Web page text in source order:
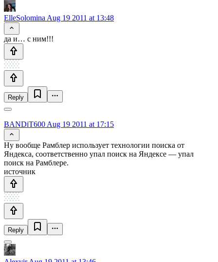
ElleSolomina Aug 19 2011 at 13:48
да и… с ним!!!
Reply
BANDiT600 Aug 19 2011 at 17:15
Ну вообще Рамблер использует технологии поиска от
Яндекса, соответственно упал поиск на Яндексе — упал
поиск на Рамблере.
источник
Reply